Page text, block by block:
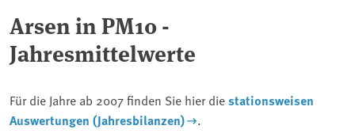
Arsen in PM10 -
Jahresmittelwerte
Für die Jahre ab 2007 finden Sie hier diestationsweisen
Auswertungen (Jahresbilanzen)
.